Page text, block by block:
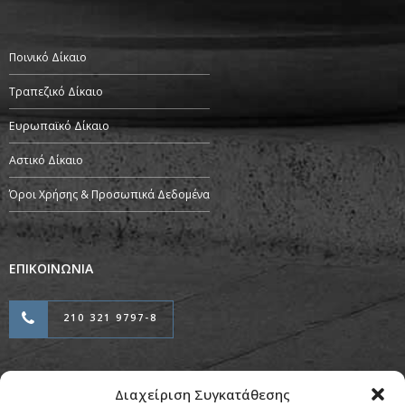
Διαχείριση Συγκατάθεσης
Ποινικό Δίκαιο
Τραπεζικό Δίκαιο
Ευρωπαϊκό Δίκαιο
Αστικό Δίκαιο
Όροι Χρήσης & Προσωπικά Δεδομένα
ΕΠΙΚΟΙΝΩΝΙΑ
210 321 9797-8
Προσαρμογή & Φιλοξενία από την